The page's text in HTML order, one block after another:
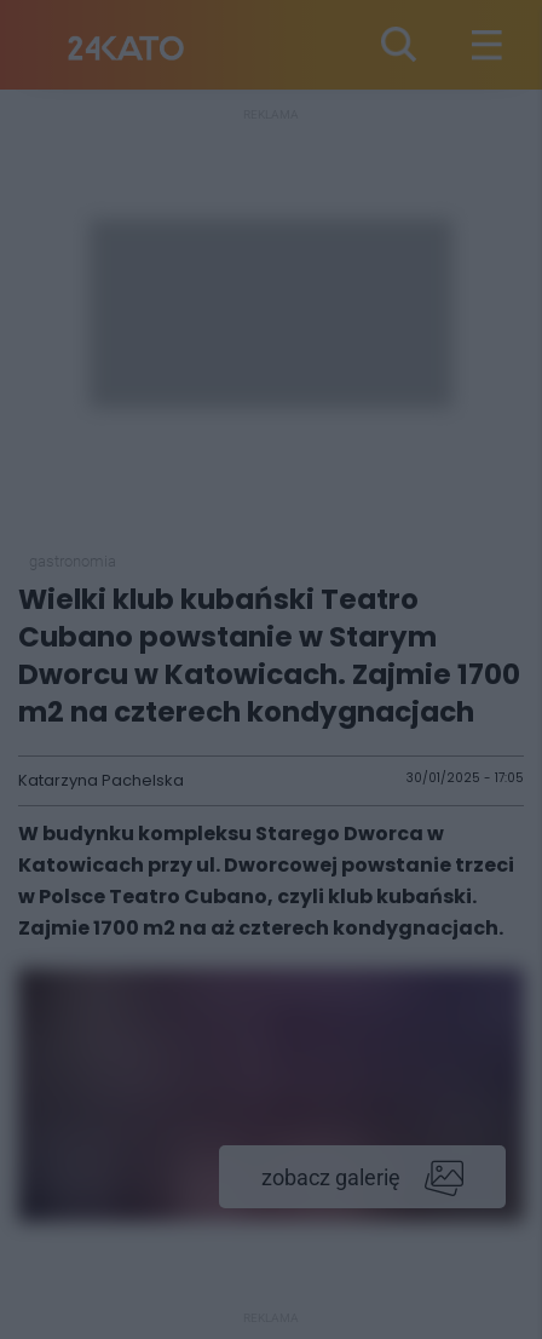
Wielki klub kubański Teatro
Cubano powstanie w Starym
Dworcu w Katowicach. Zajmie 1700
m2 na czterech kondygnacjach
Katarzyna Pachelska 30/01/2025 - 17:05
W budynku kompleksu Starego Dworca w
Katowicach przy ul. Dworcowej powstanie trzeci
w Polsce Teatro Cubano, czyli klub kubański.
Zajmie 1700 m2 na aż czterech kondygnacjach.
zobacz galerię